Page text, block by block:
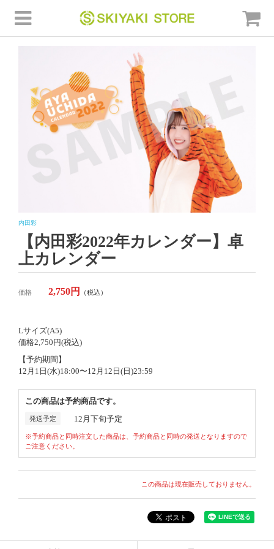
内田彩
【内田彩2022年カレンダー】卓
上カレンダー
価格 2,750円 （税込）
Lサイズ(A5)
価格2,750円(税込)
【予約期間】
12月1日(水)18:00〜12月12日(日)23:59
この商品は予約商品です。
発送予定 12月下旬予定
※予約商品と同時注文した商品は、予約商品と同時の発送となりますので
ご注意ください。
この商品は現在販売しておりません。